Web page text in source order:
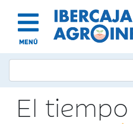
MENÚ
El